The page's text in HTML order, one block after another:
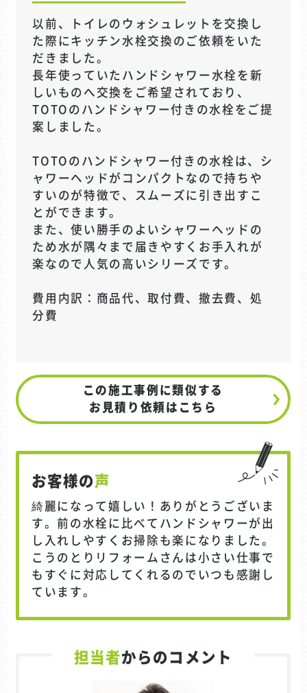
以前、トイレのウォシュレットを交換し
た際にキッチン水栓交換のご依頼をいた
だきました。
長年使っていたハンドシャワー水栓を新
しいものへ交換をご希望されており、
TOTOのハンドシャワー付きの水栓をご提
案しました。
TOTOのハンドシャワー付きの水栓は、シ
ャワーヘッドがコンパクトなので持ちや
すいのが特徴で、スムーズに引き出すこ
とができます。
また、使い勝手のよいシャワーヘッドの
ため水が隅々まで届きやすくお手入れが
楽なので人気の高いシリーズです。
費用内訳：商品代、取付費、撤去費、処
分費
この施工事例に類似する
お見積り依頼はこちら
お客様の声
綺麗になって嬉しい！ありがとうございま
す。前の水栓に比べてハンドシャワーが出
し入れしやすくお掃除も楽になりました。
こうのとりリフォームさんは小さい仕事で
もすぐに対応してくれるのでいつも感謝し
ています。
担当者からのコメント